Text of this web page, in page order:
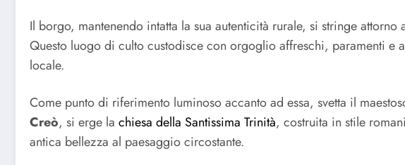
Il borgo, mantenendo intatta la sua autenticità rurale, si stringe attorno
Questo luogo di culto custodisce con orgoglio affreschi, paramenti
locale.
Come punto di riferimento luminoso accanto ad essa, svetta il
Creò, si erge la chiesa della Santissima Trinità, costruita in stile
antica bellezza al paesaggio circostante.